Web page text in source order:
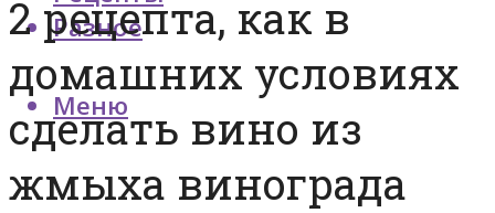
Разное
Меню
2 рецепта, как в
домашних условиях
сделать вино из
жмыха винограда